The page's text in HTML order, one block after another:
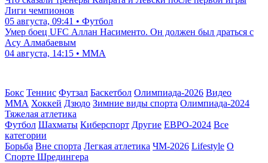
Лиги чемпионов
05 августа, 09:41 • Футбол
Умер боец UFC Аллан Насименто. Он должен был драться с
Асу Алмабаевым
04 августа, 14:15 • ММА
Бокс Теннис Футзал Баскетбол Олимпиада-2026 Видео
ММА Хоккей Дзюдо Зимние виды спорта Олимпиада-2024
Тяжелая атлетика
Футбол Шахматы Киберспорт Другие ЕВРО-2024 Все
категории
Борьба Вне спорта Легкая атлетика ЧМ-2026 Lifestyle О
Спорте Шредингера